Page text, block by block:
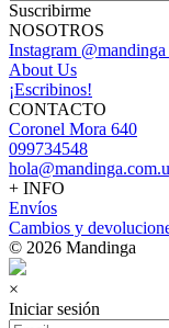
Suscribirme
NOSOTROS
Instagram
About Us
¡Escribinos!
CONTACTO
Coronel Mora 640
099734548
+ INFO
Envíos
Cambios y
© 2026 Mandinga
×
Iniciar sesión